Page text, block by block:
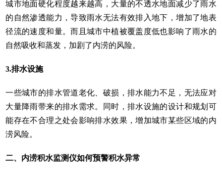
城市地面硬化程度越来越高，大量的不透水地面减少了雨水
的自然渗透能力，导致雨水无法有效排入地下，增加了地表
径流的速度和量。而且城市中植被覆盖度低也影响了雨水的
自然吸收和蒸发，加剧了内涝的风险。
3.排水设施
一些城市的排水管道老化、破损，排水能力不足，无法应对
大量降雨带来的排水需求。同时，排水设施的设计和规划可
能存在不合理之处会影响排水效果，增加城市某些区域的内
涝风险。
二、内涝积水监测仪如何预警积水异常